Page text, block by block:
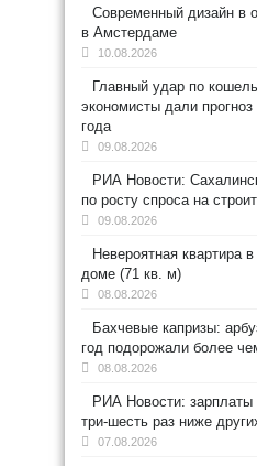
Современный дизайн в
в Амстердаме
10.08.2026
Главный удар по
экономисты дали
года
09.08.2026
РИА Новости:
по росту спроса на
09.08.2026
Невероятная квартира
доме (71 кв. м)
08.08.2026
Бахчевые капризы:
год подорожали более
08.08.2026
РИА Новости: зарплаты
три-шесть раз ниже
07.08.2026